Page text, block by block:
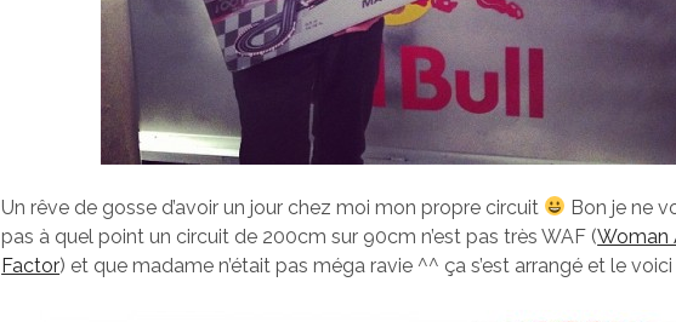
Un rêve de gosse d’avoir un jour chez moi mon propre circuit
Bon je ne
pas à quel point un circuit de 200cm sur 90cm n’est pas très WAF (Woman
Factor) et que madame n’était pas méga ravie ^^ ça s’est arrangé et le voici